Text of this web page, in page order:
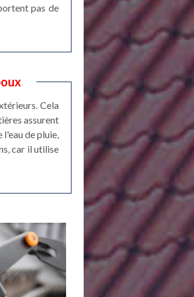
pas de
Cela
assurent
de pluie,
car il utilise